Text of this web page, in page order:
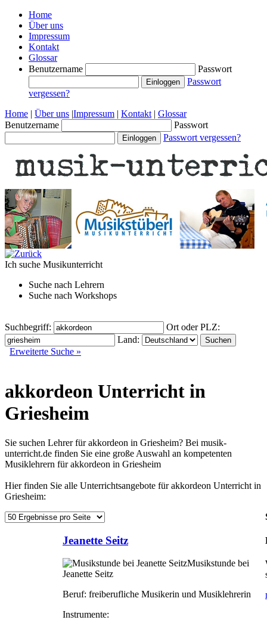
Home
Über uns
Impressum
Kontakt
Glossar
Benutzername
Passwort
Passwort
vergessen?
Home | Über uns |Impressum | Kontakt | Glossar
Benutzername
Passwort
Passwort vergessen?
Ich suche Musikunterricht
Suche nach Lehrern
Suche nach Workshops
Suchbegriff:
Ort oder PLZ:
Land:
Erweiterte Suche »
akkordeon Unterricht in
Griesheim
Sie suchen Lehrer für akkordeon in Griesheim? Bei musik-
unterricht.de finden Sie eine große Auswahl an kompetenten
Musiklehrern für akkordeon in Griesheim
Hier finden Sie alle Unterrichtsangebote für akkordeon Unterricht in
Griesheim:
Jeanette Seitz
Musikstunde bei
Jeanette Seitz
Beruf: freiberufliche Musikerin und Musiklehrerin
Instrumente: